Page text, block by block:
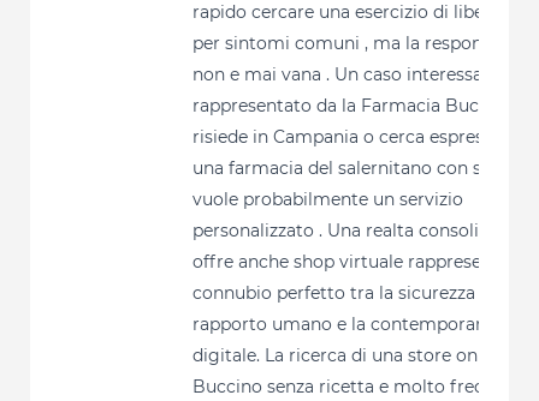
rapido cercare una esercizio di libera
per sintomi comuni , ma la
non e mai vana . Un caso interessante e
rappresentato da la Farmacia Buccino .
risiede in Campania o cerca
una farmacia del salernitano con
vuole probabilmente un servizio
personalizzato . Una realta consolidata
offre anche shop virtuale rappresenta il
connubio perfetto tra la sicurezza del
rapporto umano e la contemporaneita
digitale. La ricerca di una store online
Buccino senza ricetta e molto frequente